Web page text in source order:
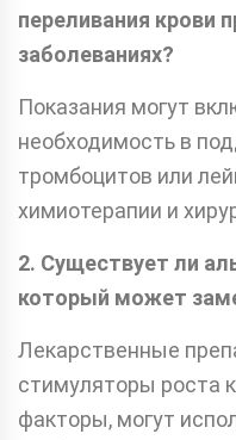
переливания крови
заболеваниях?
Показания могут
необходимость в
тромбоцитов или
химиотерапии и
2. Существует ли
который может
Лекарственные
стимуляторы роста
факторы, могут